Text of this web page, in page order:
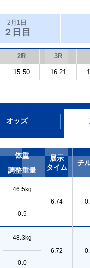
2月1日
２日目
2R 3R
15:50 16:21
オッズ
体重
展示
タイム
チ
調整重量
46.5kg
6.74
-
0.5
48.3kg
6.72
-
0.0